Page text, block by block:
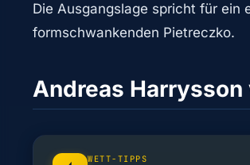
Die Ausgangslage spricht für ein
formschwankenden Pietreczko.
Andreas
WETT-TIPPS